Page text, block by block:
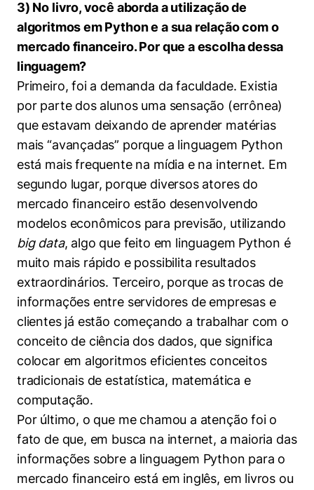
3) No livro, você aborda a utilização de
algoritmos em Python e a sua relação com o
mercado financeiro. Por que a escolha dessa
linguagem?
Primeiro, foi a demanda da faculdade. Existia
por parte dos alunos uma sensação (errônea)
que estavam deixando de aprender matérias
mais “avançadas” porque a linguagem Python
está mais frequente na mídia e na internet. Em
segundo lugar, porque diversos atores do
mercado financeiro estão desenvolvendo
modelos econômicos para previsão, utilizando
big data, algo que feito em linguagem Python é
muito mais rápido e possibilita resultados
extraordinários. Terceiro, porque as trocas de
informações entre servidores de empresas e
clientes já estão começando a trabalhar com o
conceito de ciência dos dados, que significa
colocar em algoritmos eficientes conceitos
tradicionais de estatística, matemática e
computação.
Por último, o que me chamou a atenção foi o
fato de que, em busca na internet, a maioria das
informações sobre a linguagem Python para o
mercado financeiro está em inglês, em livros ou
Cookies estritamente necessários
Cookies de preferências de usuário